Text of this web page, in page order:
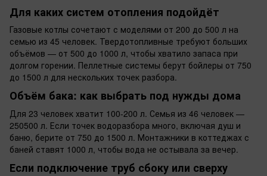
Для каких систем отопления подойдёт
Газовые котлы сочетают с моделями от 200 до 500 л на
семью из 45 человек. Твердотопливные требуют больших
объёмов — от 500 до 1000 л, чтобы хватило запаса при
долгом горении. Пеллетные системы берут бойлеры от 750
до 1500 л для нескольких точек разбора.
Объём бака: как выбрать под нужды дома
Для 23 человек хватит 100-200 л. Семья из 46 человек —
250500 л. Если точек водоразбора много, включая душ и
баню, берите от 750 до 1500 л. Монтажники в коттеджах с
баней ставят 1000 л, чтобы вода не остывала за вечер.
Если подключение труб сбоку или сверху